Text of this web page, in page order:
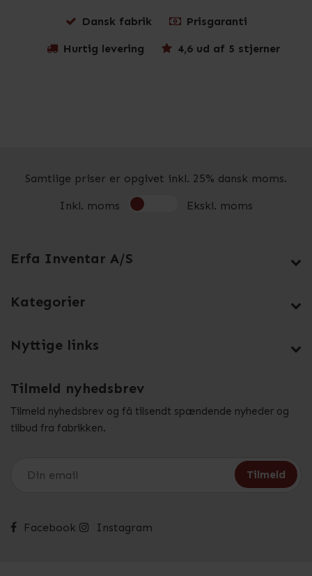
Dansk fabrik Prisgaranti
Hurtig levering 4,6 ud af 5 stjerner
Samtlige priser er opgivet inkl. 25% dansk moms.
Inkl. moms Ekskl. moms
Erfa Inventar A/S
Kategorier
Nyttige links
Tilmeld nyhedsbrev
Tilmeld nyhedsbrev og få tilsendt spændende nyheder og
tilbud fra fabrikken.
Facebook Instagram